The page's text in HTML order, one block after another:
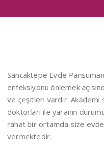
Sancaktepe Evde
enfeksiyonu önlemek
ve çeşitleri vardır. Akademi
doktorları ile yaranın
rahat bir ortamda size
vermektedir.